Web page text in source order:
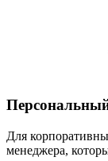
Для
менеджера,